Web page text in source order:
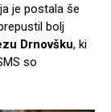
je postala še
bolj
Drnovšku, ki
so